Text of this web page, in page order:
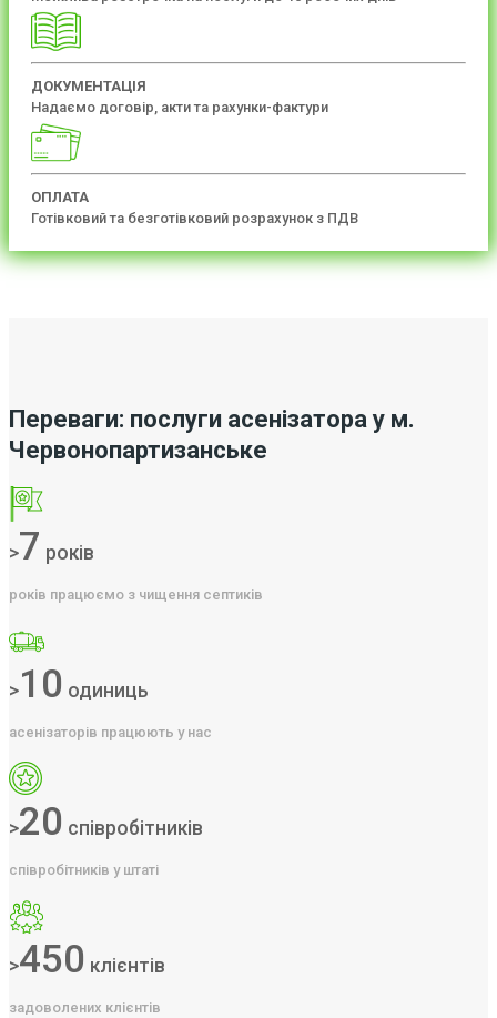
ДОКУМЕНТАЦІЯ
Надаємо договір, акти та рахунки-фактури
ОПЛАТА
Готівковий та безготівковий розрахунок з ПДВ
Переваги: послуги асенізатора у м.
Червонопартизанське
>7 років
років працюємо з чищення септиків
>10 одиниць
асенізаторів працюють у нас
>20 співробітників
співробітників у штаті
>450 клієнтів
задоволених клієнтів